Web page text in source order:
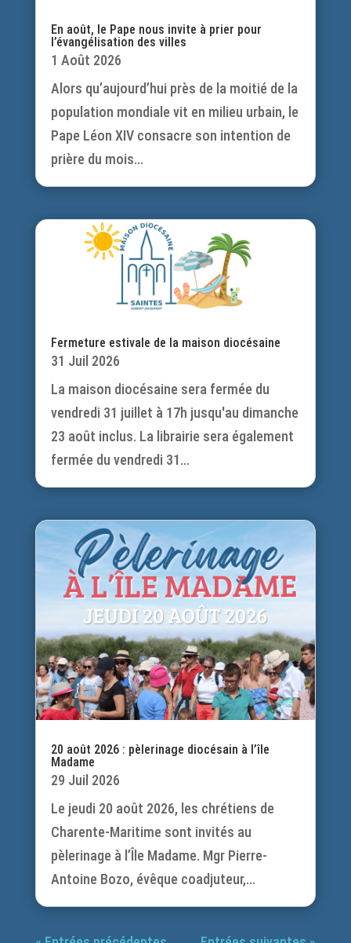
En août, le Pape nous invite à prier pour
l’évangélisation des villes
1 Août 2026
Alors qu’aujourd’hui près de la moitié de la
population mondiale vit en milieu urbain, le
Pape Léon XIV consacre son intention de
prière du mois...
Fermeture estivale de la maison diocésaine
31 Juil 2026
La maison diocésaine sera fermée du
vendredi 31 juillet à 17h jusqu'au dimanche
23 août inclus. La librairie sera également
fermée du vendredi 31...
20 août 2026 : pèlerinage diocésain à l’île
Madame
29 Juil 2026
Le jeudi 20 août 2026, les chrétiens de
Charente-Maritime sont invités au
pèlerinage à l’Île Madame. Mgr Pierre-
Antoine Bozo, évêque coadjuteur,...